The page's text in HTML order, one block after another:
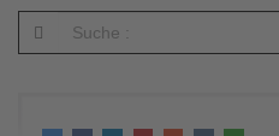
eröffnet